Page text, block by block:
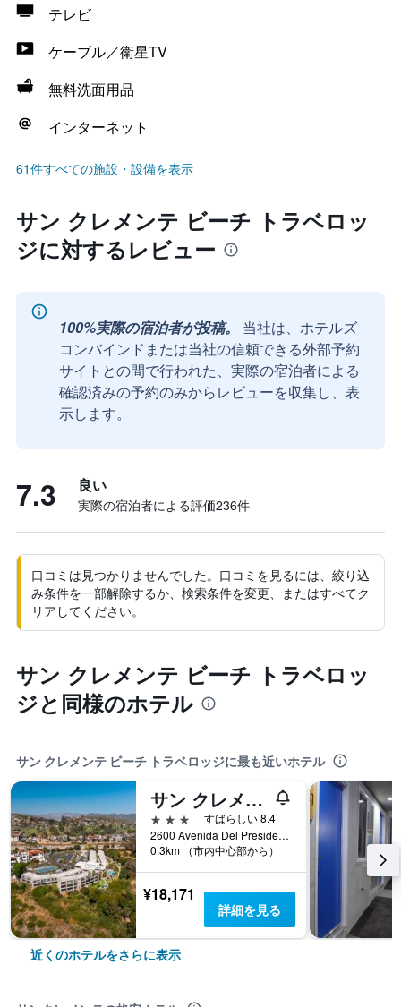
テレビ
ケーブル／衛星TV
無料洗面用品
インターネット
61件すべての施設・設備を表示
サン クレメンテ ビーチ トラベロッ
ジに対するレビュー
100%実際の宿泊者が投稿。
当社は、ホテルズ
コンバインドまたは当社の信頼できる外部予約
サイトとの間で行われた、実際の宿泊者による
確認済みの予約のみからレビューを収集し、表
示します。
7.3 良い
実際の宿泊者による評価236​件
口コミは見つかりませんでした。口コミを見るには、絞り込
み条件を一部解除するか、検索条件を変更、またはすべてク
リアしてください。
サン クレメンテ ビーチ トラベロッ
ジと同様のホテル
サン クレメンテ ビーチ トラベロッジに最も近いホテル
サン クレメンテ イン
3つ星
すばらしい 8.4
2600 Avenida Del Presidente, サンクレメンテ, CA, アメリカ合衆国
0.3km （市内中心部から）
¥18,171
詳細を見る
近くのホテルをさらに表示